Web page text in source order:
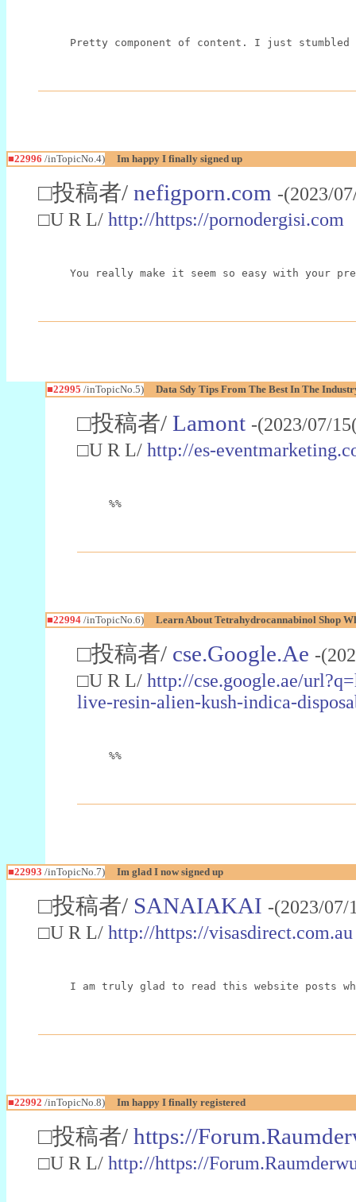
Pretty component of content. I just
■22996 /inTopicNo.4) Im happy I finally signed up
□投稿者/ nefigporn.com -(2023/
□U R L/ http://https://pornodergisi.com
You really make it seem so easy with your
■22995 /inTopicNo.5) Data Sdy Tips From The Best In The
□投稿者/ Lamont -(2023/07/
□U R L/ http://es-
%%
■22994/inTopicNo.6) Learn About Tetrahydrocannabinol Shop
□投稿者/ cse.Google.Ae -
□U R L/ http://cse.google.ae/
live-resin-alien-kush-indica-
%%
■22993 /inTopicNo.7) Im glad I now signed up
□投稿者/ SANAIAKAI -(2023/
□U R L/ http://https://visasdirect.com.au
I am truly glad to read this website posts
■22992 /inTopicNo.8) Im happy I finally registered
□投稿者/ https://
□U R L/ http://https://